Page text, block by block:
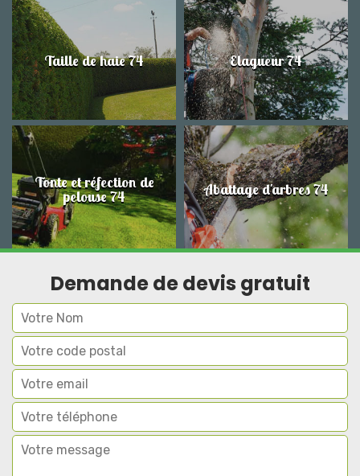
Taille de haie 74 Elagueur 74
Tonte et réfection de
pelouse 74 Abattage d'arbres 74
Demande de devis gratuit